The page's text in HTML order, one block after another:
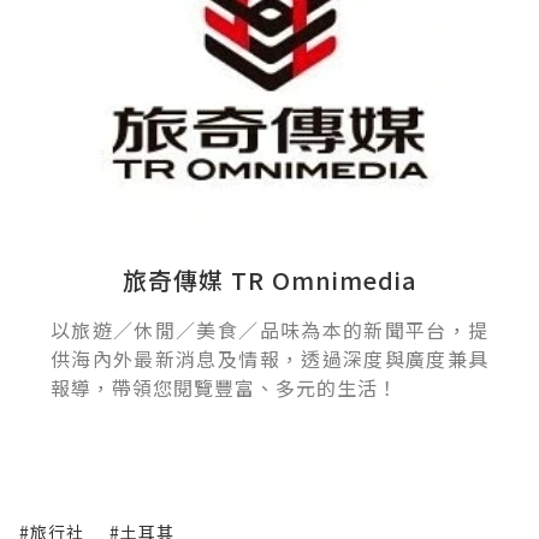
旅奇傳媒 TR Omnimedia
以旅遊／休閒／美食／品味為本的新聞平台，提
供海內外最新消息及情報，透過深度與廣度兼具
報導，帶領您閱覽豐富、多元的生活！
#旅行社 #土耳其